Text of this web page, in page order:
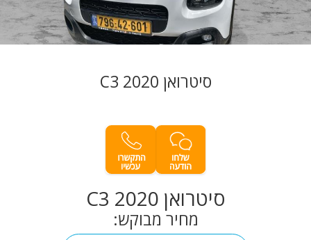
סיטרואן C3 2020
סיטרואן C3 2020
מחיר מבוקש: